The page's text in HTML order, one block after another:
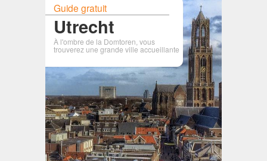
Guide gratuit
Utrecht
À l'ombre de la Domtoren, vous
trouverez une grande ville accueillante